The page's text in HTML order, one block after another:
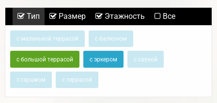
Тип Размер Этажность Все
с маленькой террасой с балконом
с большой террасой с эркером с сауной
с гаражом с террасой